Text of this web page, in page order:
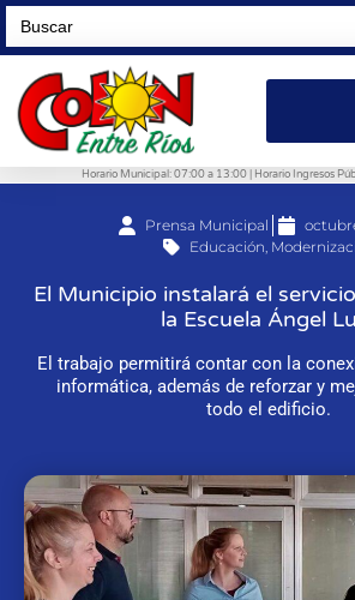
Search
for:
Horario Municipal: 07:00 a 13:00 | Horario Ingresos
Prensa Municipal
Educación
El Municipio instalará el
la Escuela Ángel
El trabajo permitirá contar con la
informática, además de reforzar y
todo el edificio.